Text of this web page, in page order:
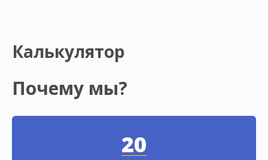
Калькулятор
Почему мы?
20